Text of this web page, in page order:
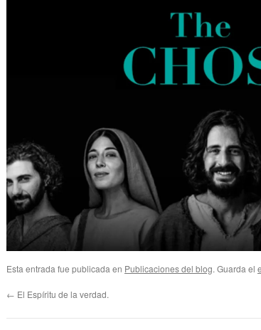
Esta entrada fue publicada en Publicaciones del blog. Guarda el
← El Espíritu de la verdad.